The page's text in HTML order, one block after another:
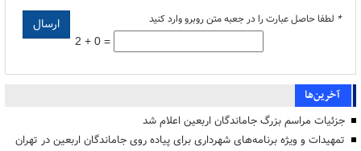
* لطفا حاصل عبارت را در جعبه متن روبرو وارد کنید
2 + 0 =
آخرین‌ها
جزئیات مراسم بزرگ جاماندگان اربعین اعلام شد
تمهیدات و ویژه برنامه‌های شهرداری برای پیاده روی جاماندگان اربعین در تهران